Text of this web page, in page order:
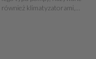
również klimatyzatorami,…